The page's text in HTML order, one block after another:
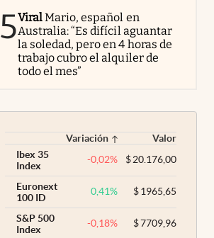
5ViralMario, español en
Australia: “Es difícil aguantar
la soledad, pero en 4 horas de
trabajo cubro el alquiler de
todo el mes”
Variación
Valor
Ibex 35
Index
-0,02% $20.176,00
Euronext
100 ID
0,41% $1965,65
S&P 500
Index
-0,18% $7709,96